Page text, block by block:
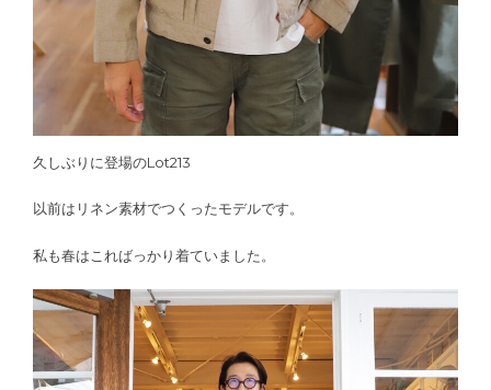
久しぶりに登場のLot213
以前はリネン素材でつくったモデルです。
私も春はこればっかり着ていました。